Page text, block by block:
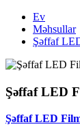
Ev
Məhsullar
Şəffaf
Şəffaf LED
Şəffaf LED